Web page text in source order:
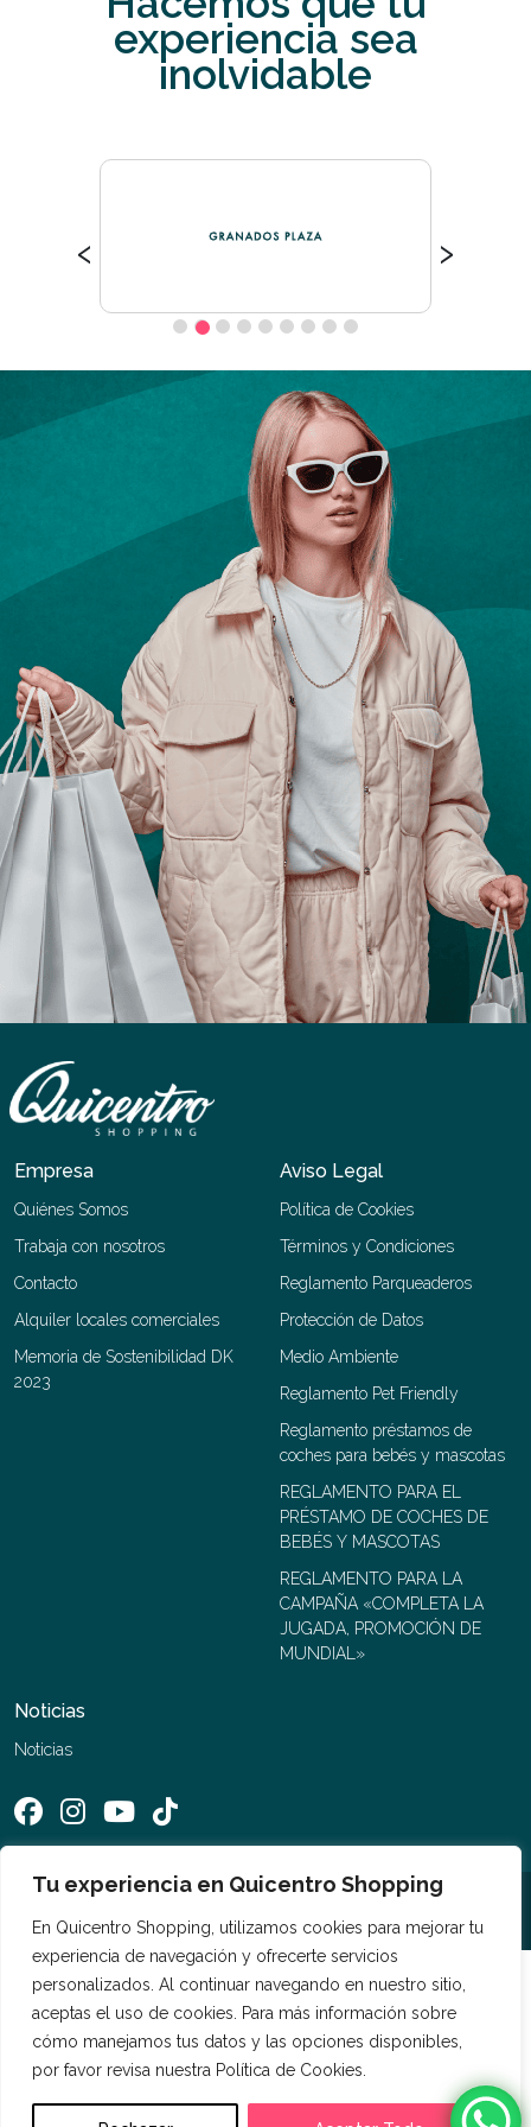
Tu experiencia en Quicentro Shopping
En Quicentro Shopping, utilizamos cookies para mejorar tu
experiencia de navegación y ofrecerte servicios
personalizados. Al continuar navegando en nuestro sitio,
aceptas el uso de cookies. Para más información sobre
cómo manejamos tus datos y las opciones disponibles,
por favor revisa nuestra Política de Cookies.
experiencia sea
inolvidable
‹ ›
Empresa
Quiénes Somos
Trabaja con nosotros
Contacto
Alquiler locales comerciales
Memoria de Sostenibilidad DK
2023
Aviso Legal
Política de Cookies
Términos y Condiciones
Reglamento Parqueaderos
Protección de Datos
Medio Ambiente
Reglamento Pet Friendly
Reglamento préstamos de
coches para bebés y mascotas
REGLAMENTO PARA EL
PRÉSTAMO DE COCHES DE
BEBÉS Y MASCOTAS
REGLAMENTO PARA LA
CAMPAÑA «COMPLETA LA
JUGADA, PROMOCIÓN DE
MUNDIAL»
Noticias
Noticias